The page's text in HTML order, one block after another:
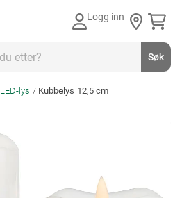
Logg inn
Søk
LED-lys Kubbelys 12,5 cm